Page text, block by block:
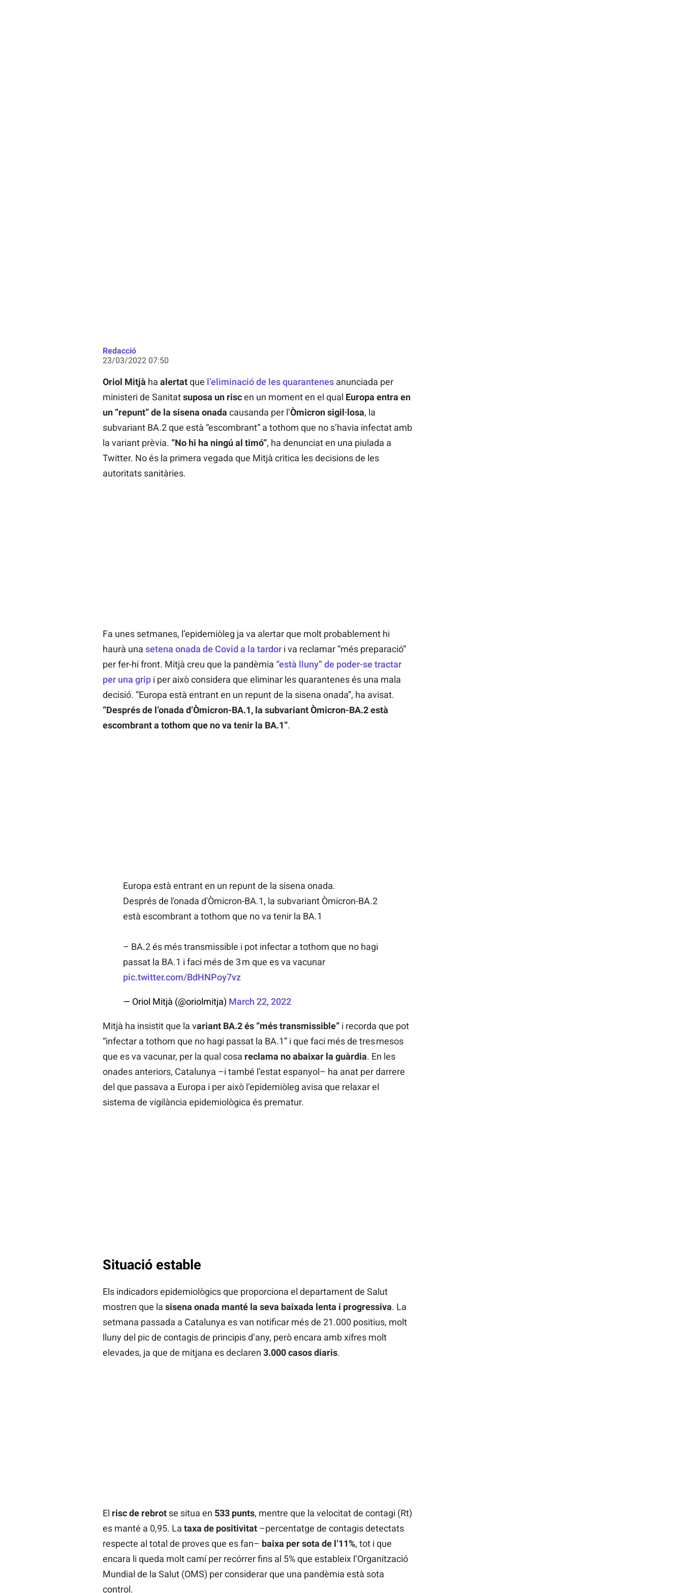
Redacció
23/03/2022 07:50
Oriol Mitjà ha alertatque l’eliminació de les quarantenesanunciada per
ministeri de Sanitatsuposa un riscen un moment en el qual Europa entra en
un “repunt” de la sisena onada causanda per l’Òmicron sigil·losa, la
subvariant BA.2 que està “escombrant” a tothom que no s’havia infectat amb
la variant prèvia. “No hi ha ningú al timó”, ha denunciat en una piulada a
Twitter. No és la primera vegada que Mitjà critica les decisions de les
autoritats sanitàries.
Fa unes setmanes, l’epidemiòleg ja va alertar que molt probablement hi
haurà una setena onada de Covid a la tardori va reclamar “més preparació”
per fer-hi front. Mitjà creu que la pandèmia “està lluny” de poder-se tractar
per una gripi per això considera que eliminar les quarantenes és una mala
decisió. “Europa està entrant en un repunt de la sisena onada”, ha avisat.
“Després de l’onada d’Òmicron-BA.1, la subvariant Òmicron-BA.2 està
escombrant a tothom que no va tenir la BA.1”.
Europa està entrant en un repunt de la sisena onada.
Després de l'onada d'Òmicron-BA.1, la subvariant Òmicron-BA.2
està escombrant a tothom que no va tenir la BA.1
– BA.2 és més transmissible i pot infectar a tothom que no hagi
passat la BA.1 i faci més de 3 m que es va vacunar
pic.twitter.com/BdHNPoy7vz
— Oriol Mitjà (@oriolmitja) March 22, 2022
Mitjà ha insistit que la variant BA.2 és “més transmissible”i recorda que pot
“infectar a tothom que no hagi passat la BA.1” i que faci més de tres mesos
que es va vacunar, per la qual cosa reclama no abaixar la guàrdia. En les
onades anteriors, Catalunya –i també l’estat espanyol– ha anat per darrere
del que passava a Europa i per això l’epidemiòleg avisa que relaxar el
sistema de vigilància epidemiològica és prematur.
Situació estable
Els indicadors epidemiològics que proporciona el departament de Salut
mostren que la sisena onada manté la seva baixada lenta i progressiva. La
setmana passada a Catalunya es van notificar més de 21.000 positius, molt
lluny del pic de contagis de principis d’any, però encara amb xifres molt
elevades, ja que de mitjana es declaren 3.000 casos diaris.
El risc de rebrotse situa en 533 punts, mentre que la velocitat de contagi (Rt)
es manté a 0,95. La taxa de positivitat–percentatge de contagis detectats
respecte al total de proves que es fan– baixa per sota de l’11%, tot i que
encara li queda molt camí per recórrer fins al 5% que estableix l’Organització
Mundial de la Salut (OMS) per considerar que una pandèmia està sota
control.